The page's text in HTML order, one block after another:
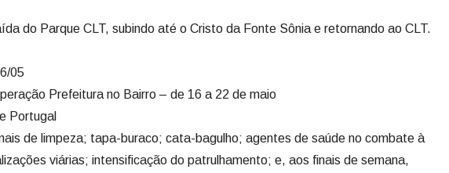
do Parque CLT, subindo até o Cristo da Fonte Sônia e retornando ao CLT.
05
Prefeitura no Bairro – de 16 a 22 de maio
Portugal
de limpeza; tapa-buraco; cata-bagulho; agentes de saúde no combate à
viárias; intensificação do patrulhamento; e, aos finais de semana,